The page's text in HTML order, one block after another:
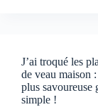
J’ai troqué les
de veau maison
plus savoureuse
simple !